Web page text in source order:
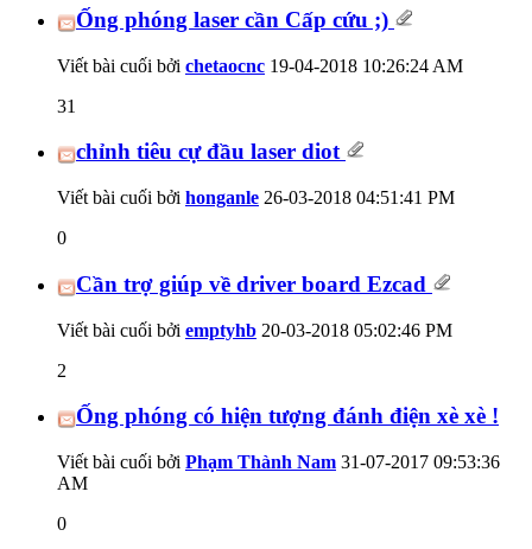
Ống phóng laser cần Cấp cứu ;)
Viết bài cuối bởi chetaocnc 19-04-2018 10:26:24 AM
31
chỉnh tiêu cự đầu laser diot
Viết bài cuối bởi honganle 26-03-2018 04:51:41 PM
0
Cần trợ giúp về driver board Ezcad
Viết bài cuối bởi emptyhb 20-03-2018 05:02:46 PM
2
Ống phóng có hiện tượng đánh điện xè xè !
Viết bài cuối bởi Phạm Thành Nam 31-07-2017 09:53:36
AM
0